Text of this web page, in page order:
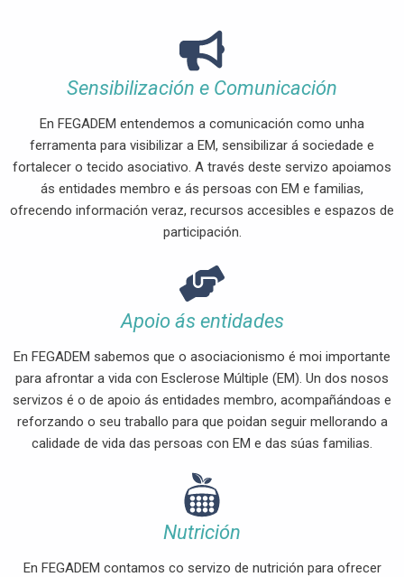
Sensibilización e Comunicación
En FEGADEM entendemos a comunicación como unha
ferramenta para visibilizar a EM, sensibilizar á sociedade e
fortalecer o tecido asociativo. A través deste servizo apoiamos
ás entidades membro e ás persoas con EM e familias,
ofrecendo información veraz, recursos accesibles e espazos de
participación.
Apoio ás entidades
En FEGADEM sabemos que o asociacionismo é moi importante
para afrontar a vida con Esclerose Múltiple (EM). Un dos nosos
servizos é o de apoio ás entidades membro, acompañándoas e
reforzando o seu traballo para que poidan seguir mellorando a
calidade de vida das persoas con EM e das súas familias.
Nutrición
En FEGADEM contamos co servizo de nutrición para ofrecer